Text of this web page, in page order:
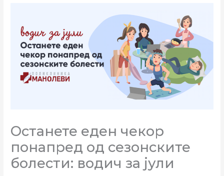
Останете еден чекор
понапред од сезонските
болести: водич за јули